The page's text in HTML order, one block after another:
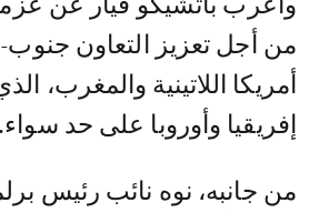
وأعرب باتشيكو فيار عن
من أجل تعزيز التعاون
أمريكا اللاتينية والمغرب،
إفريقيا وأوروبا على حد سواء.
من جانبه، نوه نائب رئيس